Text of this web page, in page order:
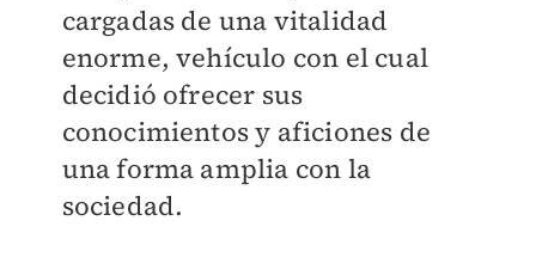
cargadas de una vitalidad
enorme, vehículo con el cual
decidió ofrecer sus
conocimientos y aficiones de
una forma amplia con la
sociedad.